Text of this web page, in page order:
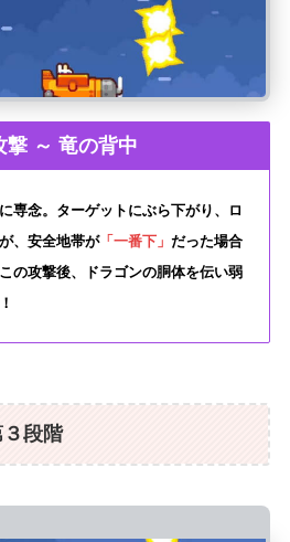
撃 ～ 竜の背中
専念。ターゲットにぶら下がり、ロ
、安全地帯が「一番下」だった場合
の攻撃後、ドラゴンの胴体を伝い弱
段階